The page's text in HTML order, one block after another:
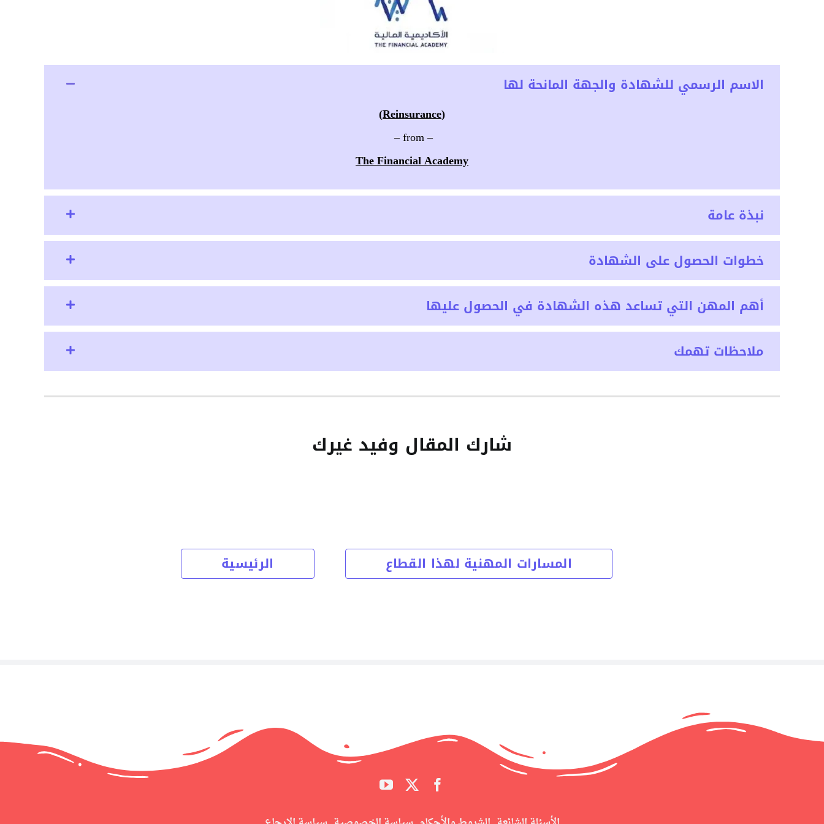
الاسم الرسمي للشهادة والجهة المانحة لها
(Reinsurance)
– from –
The Financial Academy
نبذة عامة
خطوات الحصول على الشهادة
أهم المهن التي تساعد هذه الشهادة في الحصول عليها
ملاحظات تهمك
شارك المقال وفيد غيرك
المسارات المهنية لهذا القطاع الرئيسية